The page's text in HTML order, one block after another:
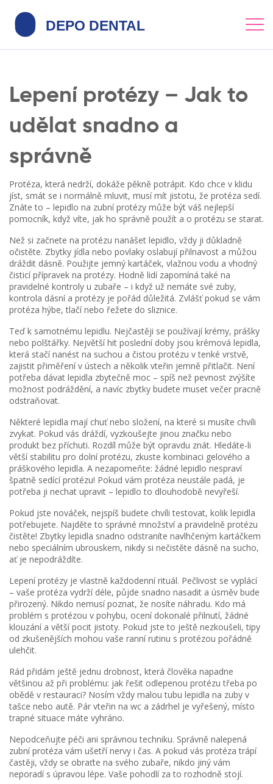
Lepení protézy – Jak to
udělat snadno a
správně
Protéza, která nedrží, dokáže pěkně potrápit. Kdo chce v klidu
jíst, smát se i normálně mluvit, musí mít jistotu, že protéza sedí.
Znáte to – lepidlo na zubní protézy může být váš nejlepší
pomocník, když víte, jak ho správně použít a o protézu se starat.
Než si začnete na protézu nanášet lepidlo, vždy ji důkladně
očistěte. Zbytky jídla nebo povlaky oslabují přilnavost a můžou
dráždit dásně. Použijte jemný kartáček, vlažnou vodu a vhodný
čisticí přípravek na protézy. Hodně lidí zapomíná také na
pravidelné kontroly u zubaře – i když už nemáte své zuby,
kontrola dásní a protézy je pořád důležitá. Zvlášť pokud se vám
protéza hýbe, tlačí nebo řežete do sliznice.
Teď k samotnému lepidlu. Nejčastěji se používají krémy, prášky
nebo polštářky. Největší hit poslední doby jsou krémová lepidla,
která stačí nanést na suchou a čistou protézu v tenké vrstvě,
zajistit přiměření v ústech a několik vteřin jemně přitlačit. Není
potřeba dávat lepidla zbytečně moc – spíš než pevnost zvýšíte
možnost podráždění, a navíc zbytky budete muset večer pracně
odstraňovat.
Některé lepidla mají chuť nebo složení, na které si musíte chvíli
zvykat. Pokud vás dráždí, vyzkoušejte jinou značku nebo
produkt bez příchuti. Rozdíl může být opravdu znát. Hledáte-li
větší stabilitu pro dolní protézu, zkuste kombinaci gelového a
práškového lepidla. A nezapomeňte: žádné lepidlo nespraví
špatně sedící protézu! Pokud vám protéza neustále padá, je
potřeba ji nechat upravit – lepidlo to dlouhodobě nevyřeší.
Pokud jste nováček, nejspíš budete chvíli testovat, kolik lepidla
potřebujete. Najděte to správné množství a pravidelně protézu
čistěte! Zbytky lepidla snadno odstraníte navlhčeným kartáčkem
nebo speciálním ubrouskem, nikdy si nečistěte dásně na sucho,
ať je nepodráždíte.
Lepení protézy je vlastně každodenní rituál. Pečlivost se vyplácí
– vaše protéza vydrží déle, půjde snadno nasadit a úsměv bude
přirozený. Nikdo nemusí poznat, že nosíte náhradu. Kdo má
problém s protézou v pohybu, ocení dokonalé přilnutí, žádné
klouzání a větší pocit jistoty. Pokud jste to ještě nezkoušeli, tipy
od zkušenějších mohou vaše ranní rutinu s protézou pořádně
ulehčit.
Rád přidám ještě jednu drobnost, která člověka napadne
většinou až při problému: jak řešit odlepenou protézu třeba po
obědě v restauraci? Nosím vždy malou tubu lepidla na zuby v
tašce nebo autě. Pár vteřin na wc a zádrhel je vyřešený, místo
trapné situace máte vyhráno.
Nepodceňujte péči ani správnou techniku. Správně nalepená
zubní protéza vám ušetří nervy i čas. A pokud vás protéza trápí
častěji, vždy se obraťte na svého zubaře, nikdo jiný vám
neporadí s úpravou lépe. Vaše pohodlí za to rozhodně stojí.